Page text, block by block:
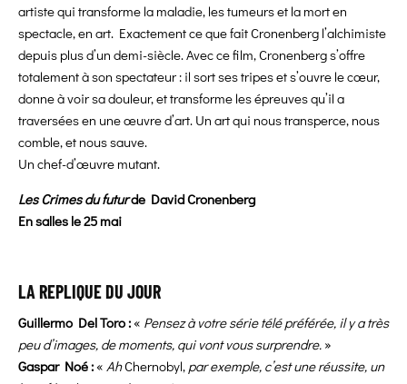
artiste qui transforme la maladie, les tumeurs et la mort en
spectacle, en art. Exactement ce que fait Cronenberg l’alchimiste
depuis plus d’un demi-siècle. Avec ce film, Cronenberg s’offre
totalement à son spectateur : il sort ses tripes et s’ouvre le cœur,
donne à voir sa douleur, et transforme les épreuves qu’il a
traversées en une œuvre d’art. Un art qui nous transperce, nous
comble, et nous sauve.
Un chef-d’œuvre mutant.
Les Crimes du futurde David Cronenberg
En salles le 25 mai
LA REPLIQUE DU JOUR
Guillermo Del Toro : « Pensez à votre série télé préférée, il y a très
peu d’images, de moments, qui vont vous surprendre. »
Gaspar Noé : « AhChernobyl, par exemple, c’est une réussite, un